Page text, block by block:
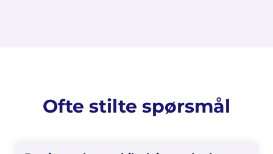
Ofte stilte spørsmål